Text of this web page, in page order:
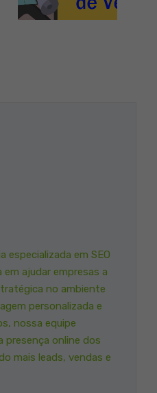
especializada em SEO
ajudar empresas a
no ambiente
personalizada e
nossa equipe
presença online dos
mais leads, vendas e